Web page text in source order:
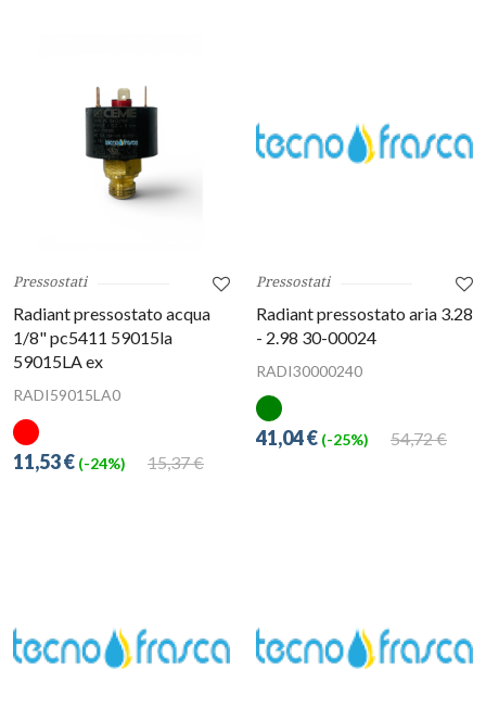
Pressostati
Radiant pressostato acqua
1/8" pc5411 59015la
59015LA ex
RADI59015LA0
15,37 €
11,53 € (-24%)
Pressostati
Radiant pressostato aria 3.28
- 2.98 30-00024
RADI30000240
54,72 €
41,04 € (-25%)